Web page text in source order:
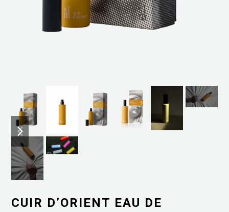
previous
slide
next
slide
CUIR D’ORIENT EAU DE